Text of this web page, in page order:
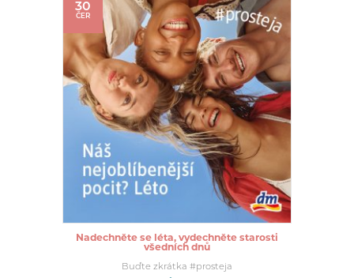
30
ČER
Nadechněte se léta, vydechněte starosti
všedních dnů
Buďte zkrátka #prosteja